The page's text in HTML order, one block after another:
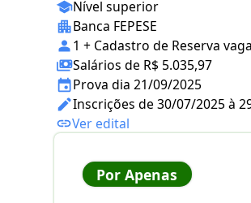
Nível superior
Banca FEPESE
1 + Cadastro de Reserva
Salários de R$ 5.035,97
Prova dia 21/09/2025
Inscrições de 30/07/2025 à
Ver edital
Por Apenas